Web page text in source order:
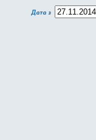
Дата з